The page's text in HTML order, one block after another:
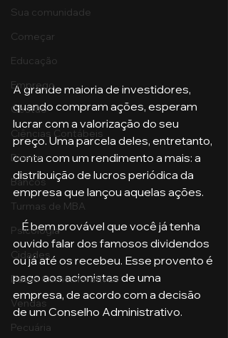
Sua comunidade
Começar
Educação
Emprego
Gestão
Ciências Contábeis
Direito
Bancos
Turmas de MBA
Psicologia
Cidades
Datas Comemorativas
Vendas
Pecuária
A grande maioria de investidores,
quando compram ações, esperam
lucrar com a valorização do seu
preço. Uma parcela deles, entretanto,
conta com um rendimento a mais: a
distribuição de lucros periódica da
empresa que lançou aquelas ações.
    É bem provável que você já tenha
ouvido falar dos famosos dividendos
ou já até os recebeu. Esse provento é
pago aos acionistas de uma
empresa, de acordo com a decisão
de um Conselho Administrativo.